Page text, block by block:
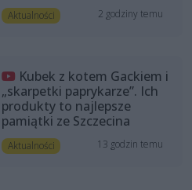
Aktualności 2 godziny temu
Kubek z kotem Gackiem i
„skarpetki paprykarze”. Ich
produkty to najlepsze
pamiątki ze Szczecina
Aktualności 13 godzin temu